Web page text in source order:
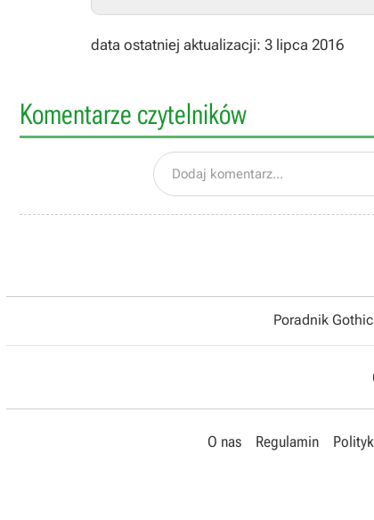
data ostatniej aktualizacji: 3 lipca 2016
Komentarze czytelników
Dodaj komentarz...
Poradnik
O nas Regulamin